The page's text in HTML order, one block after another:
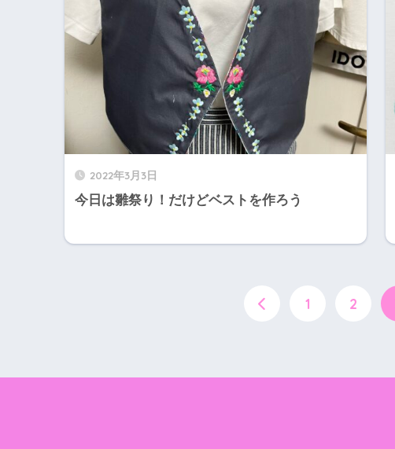
2022年3月3日
今日は雛祭り！だけどベストを作ろう
1 2